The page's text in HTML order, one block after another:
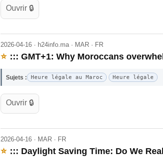
Ouvrir 🔒
2026-04-16 · h24info.ma · MAR · FR
⭐ ::: GMT+1: Why Moroccans
Sujets : Heure légale au Maroc Heure légale
Ouvrir 🔒
2026-04-16 · MAR · FR
⭐ ::: Daylight Saving Time: Do We